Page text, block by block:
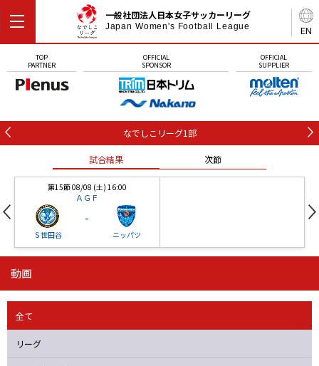
EN
一般社団法人日本女子サッカーリーグ
Japan Women's Football League
TOP
PARTNER
OFFICIAL
SPONSOR
OFFICIAL
SUPPLIER
なでしこリーグ1部
試合結果 次節
第15節 08/08 (土) 16:00
ＡＧＦ
Ｓ世田谷
-
ニッパツ
ニッパツ
ニッパツ 名古屋
石人の星
静岡 愛媛Ｌ
動画
全て
リーグ